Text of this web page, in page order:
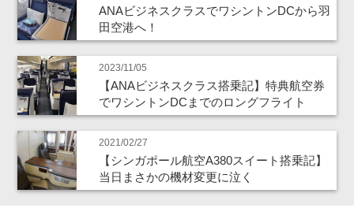
ANAビジネスクラスでワシントンDCから羽
田空港へ！
2023/11/05
【ANAビジネスクラス搭乗記】特典航空券
でワシントンDCまでのロングフライト
2021/02/27
【シンガポール航空A380スイート搭乗記】
当日まさかの機材変更に泣く